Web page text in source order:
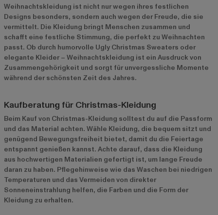
Weihnachtskleidung ist nicht nur wegen ihres festlichen
Designs besonders, sondern auch wegen der Freude, die sie
vermittelt. Die Kleidung bringt Menschen zusammen und
schafft eine festliche Stimmung, die perfekt zu Weihnachten
passt. Ob durch humorvolle Ugly Christmas Sweaters oder
elegante Kleider – Weihnachtskleidung ist ein Ausdruck von
Zusammengehörigkeit und sorgt für unvergessliche Momente
während der schönsten Zeit des Jahres.
Kaufberatung für Christmas-Kleidung
Beim Kauf von Christmas-Kleidung solltest du auf die Passform
und das Material achten. Wähle Kleidung, die bequem sitzt und
genügend Bewegungsfreiheit bietet, damit du die Feiertage
entspannt genießen kannst. Achte darauf, dass die Kleidung
aus hochwertigen Materialien gefertigt ist, um lange Freude
daran zu haben. Pflegehinweise wie das Waschen bei niedrigen
Temperaturen und das Vermeiden von direkter
Sonneneinstrahlung helfen, die Farben und die Form der
Kleidung zu erhalten.